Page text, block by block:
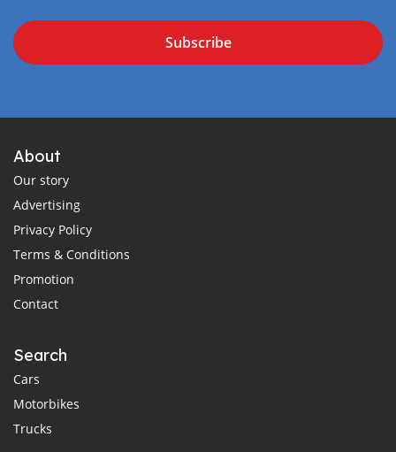
Subscribe
About
Our story
Advertising
Privacy Policy
Terms & Conditions
Promotion
Contact
Search
Cars
Motorbikes
Trucks